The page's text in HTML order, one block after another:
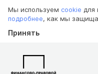
Мы используем cookie для
подробнее, как мы
Принять